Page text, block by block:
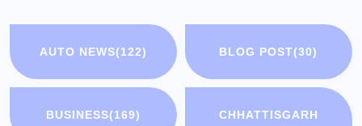
AUTO NEWS(122) BLOG POST(30)
BUSINESS(169)
CHHATTISGARH